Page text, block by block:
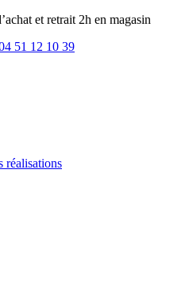
et retrait 2h en magasin
51 12 10 39
réalisations